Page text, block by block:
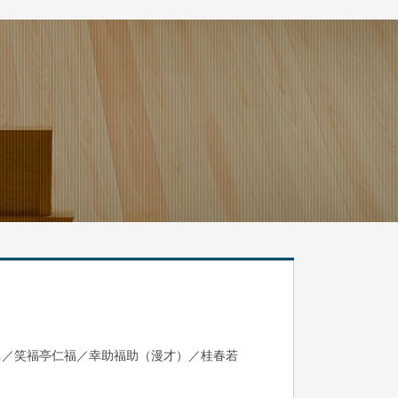
笑福亭仁福／幸助福助（漫才）／桂春若